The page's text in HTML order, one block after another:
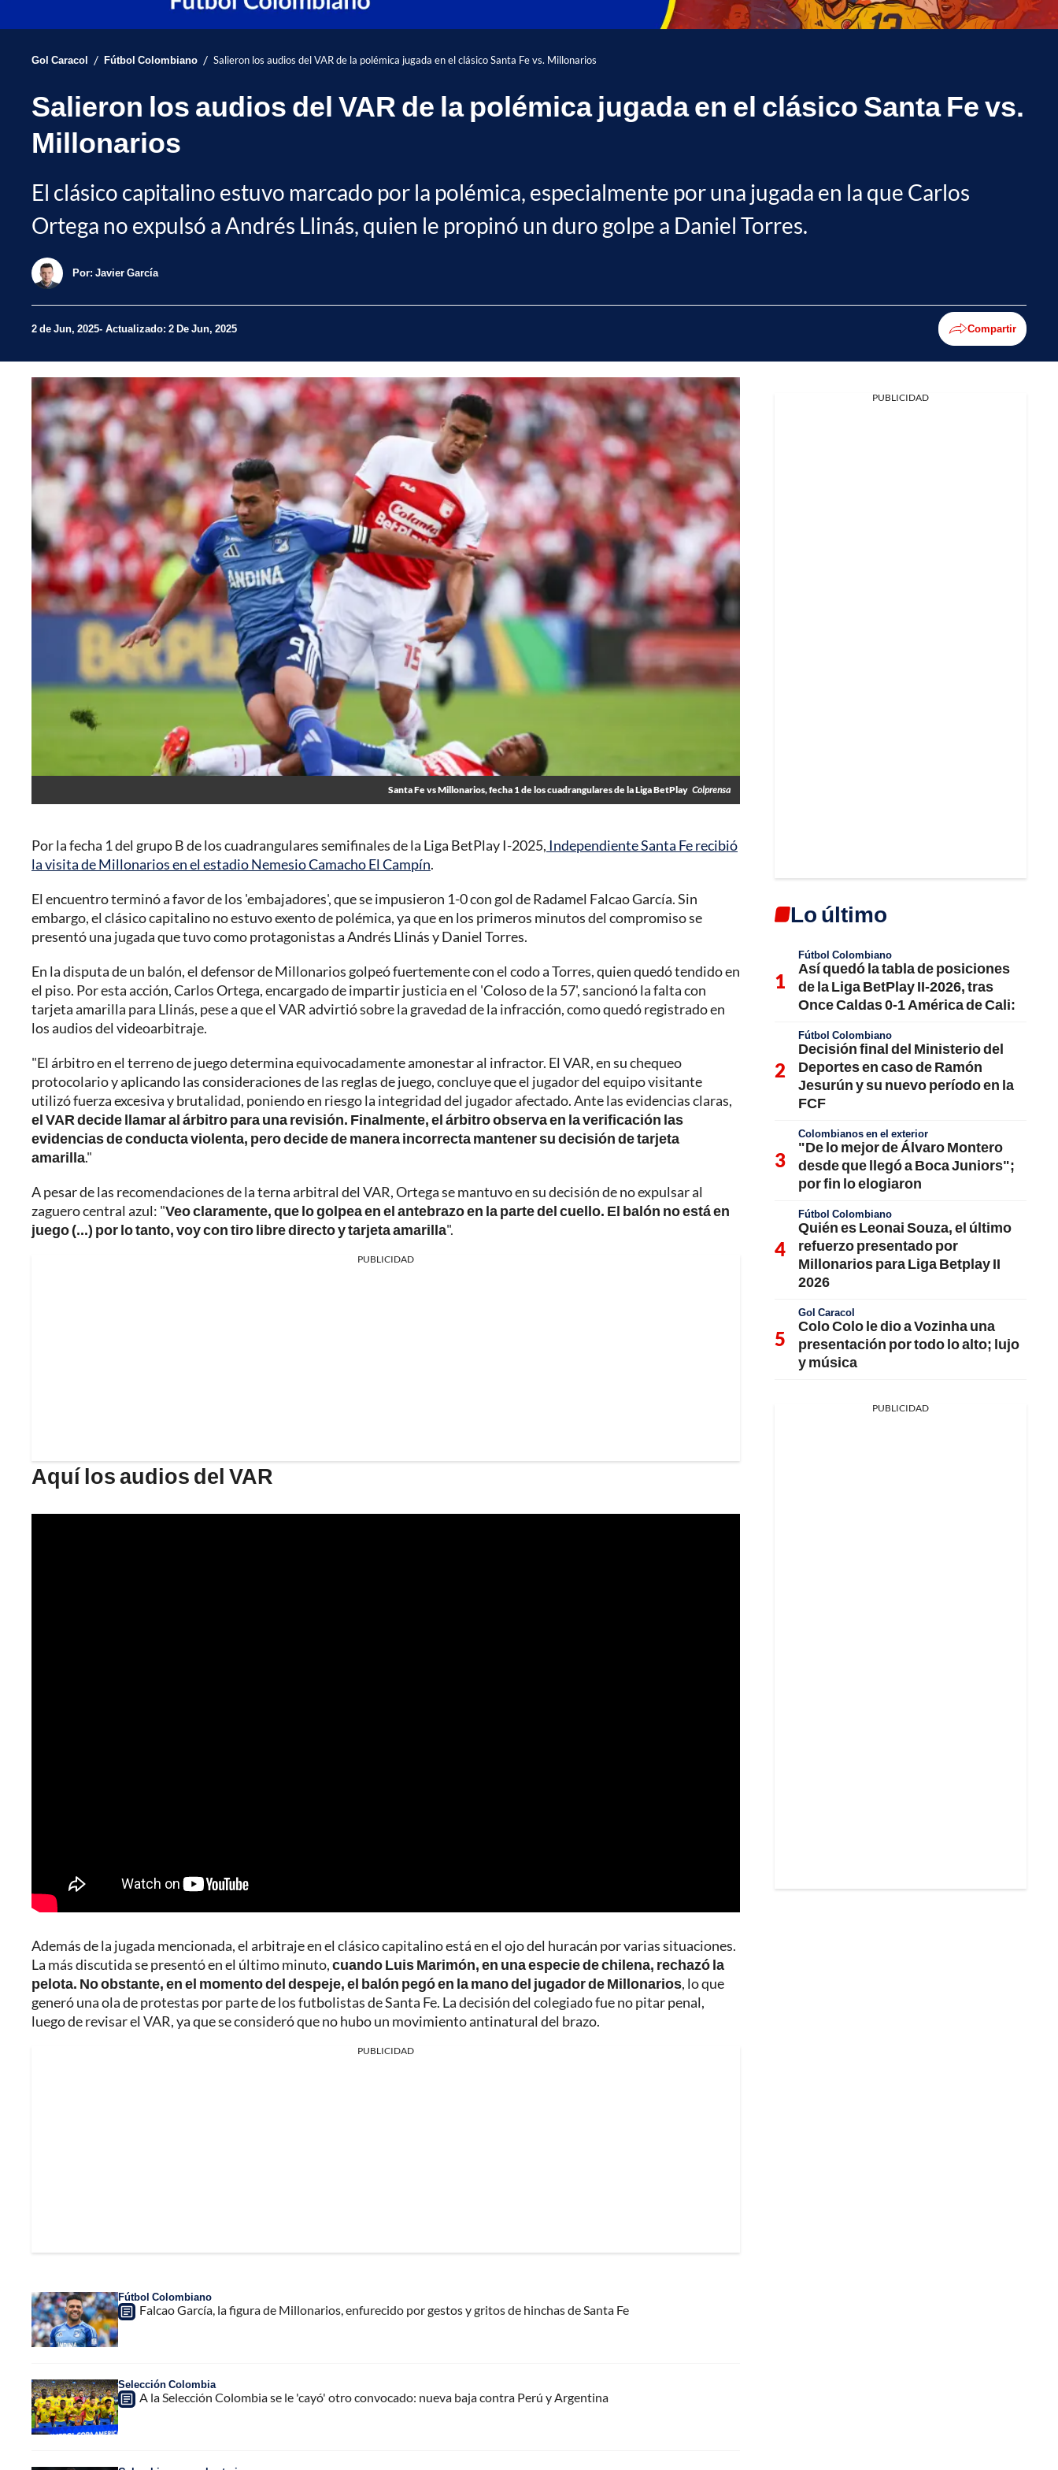
Gol Caracol / Fútbol Colombiano / Salieron los audios del VAR de la polémica jugada en el clásico Santa Fe vs. Millonarios
Salieron los audios del VAR de la polémica jugada en el clásico Santa Fe vs.
Millonarios
El clásico capitalino estuvo marcado por la polémica, especialmente por una jugada en la que Carlos
Ortega no expulsó a Andrés Llinás, quien le propinó un duro golpe a Daniel Torres.
Por: Javier García
2 de Jun, 2025 Actualizado: 2 De Jun, 2025 Compartir
Santa Fe vs Millonarios, fecha 1 de los cuadrangulares de la Liga BetPlay Colprensa
Por la fecha 1 del grupo B de los cuadrangulares semifinales de la Liga BetPlay I-2025, Independiente Santa Fe recibió
la visita de Millonarios en el estadio Nemesio Camacho El Campín.
El encuentro terminó a favor de los 'embajadores', que se impusieron 1-0 con gol de Radamel Falcao García. Sin
embargo, el clásico capitalino no estuvo exento de polémica, ya que en los primeros minutos del compromiso se
presentó una jugada que tuvo como protagonistas a Andrés Llinás y Daniel Torres.
En la disputa de un balón, el defensor de Millonarios golpeó fuertemente con el codo a Torres, quien quedó tendido en
el piso. Por esta acción, Carlos Ortega, encargado de impartir justicia en el 'Coloso de la 57', sancionó la falta con
tarjeta amarilla para Llinás, pese a que el VAR advirtió sobre la gravedad de la infracción, como quedó registrado en
los audios del videoarbitraje.
"El árbitro en el terreno de juego determina equivocadamente amonestar al infractor. El VAR, en su chequeo
protocolario y aplicando las consideraciones de las reglas de juego, concluye que el jugador del equipo visitante
utilizó fuerza excesiva y brutalidad, poniendo en riesgo la integridad del jugador afectado. Ante las evidencias claras,
el VAR decide llamar al árbitro para una revisión. Finalmente, el árbitro observa en la verificación las
evidencias de conducta violenta, pero decide de manera incorrecta mantener su decisión de tarjeta
amarilla."
A pesar de las recomendaciones de la terna arbitral del VAR, Ortega se mantuvo en su decisión de no expulsar al
zaguero central azul: "Veo claramente, que lo golpea en el antebrazo en la parte del cuello. El balón no está en
juego (...) por lo tanto, voy con tiro libre directo y tarjeta amarilla".
PUBLICIDAD
Aquí los audios del VAR
Además de la jugada mencionada, el arbitraje en el clásico capitalino está en el ojo del huracán por varias situaciones.
La más discutida se presentó en el último minuto,cuando Luis Marimón, en una especie de chilena, rechazó la
pelota. No obstante, en el momento del despeje, el balón pegó en la mano del jugador de Millonarios, lo que
generó una ola de protestas por parte de los futbolistas de Santa Fe. La decisión del colegiado fue no pitar penal,
luego de revisar el VAR, ya que se consideró que no hubo un movimiento antinatural del brazo.
PUBLICIDAD
Fútbol Colombiano
Falcao García, la figura de Millonarios, enfurecido por gestos y gritos de hinchas de Santa Fe
Selección Colombia
A la Selección Colombia se le 'cayó' otro convocado: nueva baja contra Perú y Argentina
PUBLICIDAD
Lo último
Fútbol Colombiano
Así quedó la tabla de posiciones
de la Liga BetPlay II-2026, tras
Once Caldas 0-1 América de Cali:
Fútbol Colombiano
Decisión final del Ministerio del
Deportes en caso de Ramón
Jesurún y su nuevo período en la
FCF
Colombianos en el exterior
"De lo mejor de Álvaro Montero
desde que llegó a Boca Juniors";
por fin lo elogiaron
Fútbol Colombiano
Quién es Leonai Souza, el último
refuerzo presentado por
Millonarios para Liga Betplay II
2026
Gol Caracol
Colo Colo le dio a Vozinha una
presentación por todo lo alto; lujo
y música
PUBLICIDAD